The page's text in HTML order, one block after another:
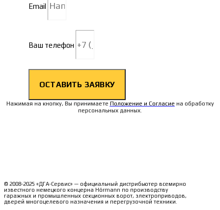
Email
Ваш телефон
ОСТАВИТЬ ЗАЯВКУ
Нажимая на кнопку, Вы принимаете Положение и Согласие на обработку
персональных данных.
© 2008-2025 «ДГА-Сервис» — официальный дистрибьютер всемирно
известного немецкого концерна Hörmann по производству
гаражных и промышленных секционных ворот, электроприводов,
дверей многоцелевого назначения и перегрузочной техники.